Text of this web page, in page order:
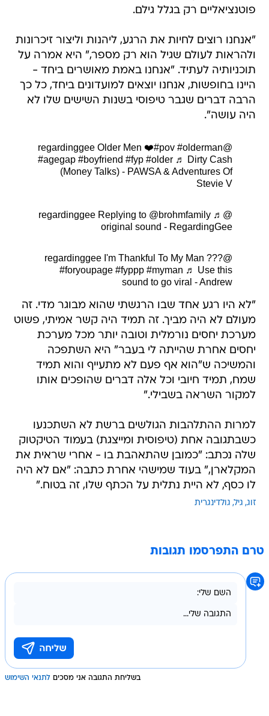
פוטנציאליים רק בגלל גילם.
"אנחנו רוצים לחיות את הרגע, ליהנות וליצור זיכרונות
ולהראות לעולם שגיל הוא רק מספר," היא אמרה על
תוכניותיה לעתיד. "אנחנו באמת מאושרים ביחד -
היינו בחופשות, אנחנו יוצאים למועדונים ביחד, כל כך
הרבה דברים שגבר טיפוסי בשנות השישים שלו לא
היה עושה".
@regardinggee
Older Men ❤️#pov #olderman
#agegap #boyfriend #fyp #older ♬ Dirty Cash
(Money Talks) - PAWSA & Adventures Of
Stevie V
@regardinggee
Replying to @brohmfamily ♬
original sound - RegardingGee
@regardinggee
I'm Thankful To My Man ???
#foryoupagе #fyppp #myman ♬ Use this
sound to go viral - Andrew
"לא היו רגע אחד שבו הרגשתי שהוא מבוגר מדי. זה
מעולם לא היה מביך. זה תמיד היה קשר אמיתי, פשוט
מערכת יחסים נורמלית וטובה יותר מכל מערכת
יחסים אחרת שהייתה לי בעבר" היא השתפכה
והמשיכה ש"הוא אף פעם לא מתעייף והוא תמיד
שמח, תמיד חיובי וכל אלה דברים שהופכים אותו
למקור השראה בשבילי."
למרות ההתלהבות הגולשים ברשת לא השתכנעו
כשבתגובה אחת (טיפוסית ומייצגת) בעמוד הטיקטוק
שלה נכתב: "כמובן שהתאהבת בו - אחרי שראית את
המקלארן," בעוד שמישהי אחרת כתבה: "אם לא היה
לו כסף, לא היית נתלית על הכתף שלו, זה בטוח."
זוג גיל גולדינגרית
טרם התפרסמו תגובות
בשליחת התגובה אני מסכים לתנאי השימוש